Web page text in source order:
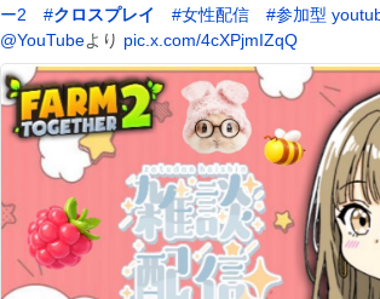
ー2
#クロスプレイ #女性配信 #参加型
@YouTubeより pic.x.com/4cXPjmIZqQ